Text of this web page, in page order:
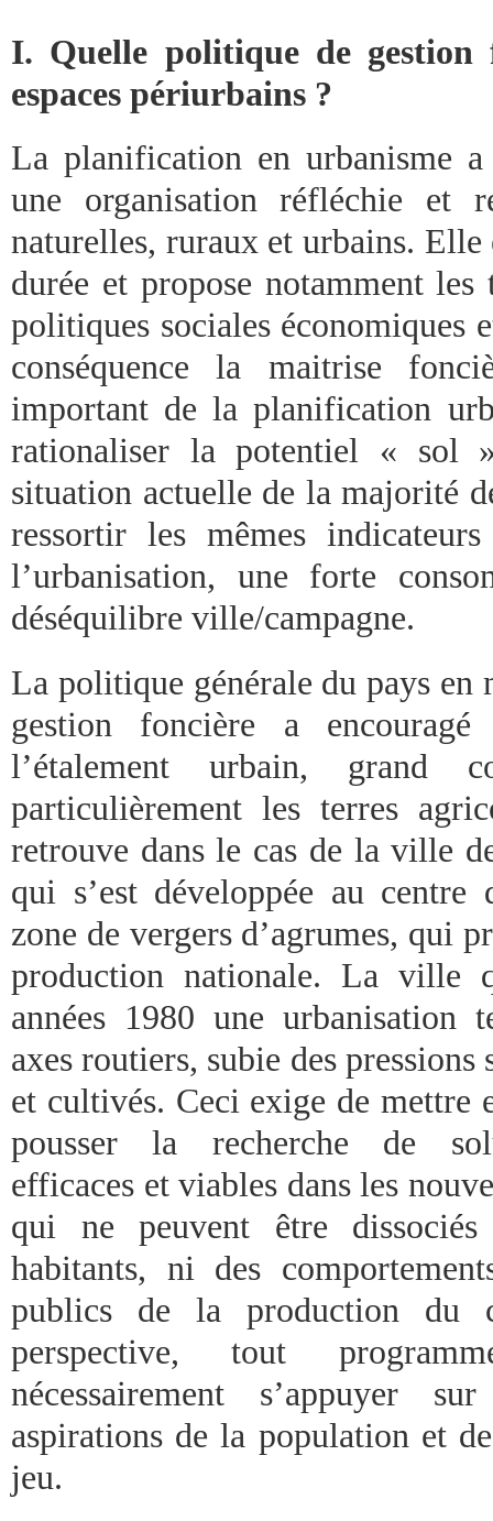
I. Quelle politique de gestion
espaces périurbains ?
La planification en urbanisme
une organisation réfléchie et
naturelles, ruraux et urbains. Elle
durée et propose notamment les
politiques sociales économiques
conséquence la maitrise
important de la planification
rationaliser la potentiel « sol
situation actuelle de la majorité
ressortir les mêmes
l’urbanisation, une forte
déséquilibre ville/campagne.
La politique générale du pays en
gestion foncière a
l’étalement urbain, grand
particulièrement les terres
retrouve dans le cas de la ville
qui s’est développée au centre
zone de vergers d’agrumes, qui
production nationale. La ville
années 1980 une urbanisation
axes routiers, subie des
et cultivés. Ceci exige de mettre
pousser la recherche de
efficaces et viables dans les
qui ne peuvent être
habitants, ni des
publics de la production du
perspective, tout
nécessairement s’appuyer
aspirations de la population et
jeu.